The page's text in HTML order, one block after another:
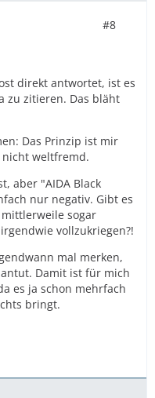
#8
direkt antwortet, ist es
zu zitieren. Das bläht
Das Prinzip ist mir
weltfremd.
aber "AIDA Black
nur negativ. Gibt es
sogar
vollzukriegen?!
mal merken,
Damit ist für mich
es ja schon mehrfach
bringt.